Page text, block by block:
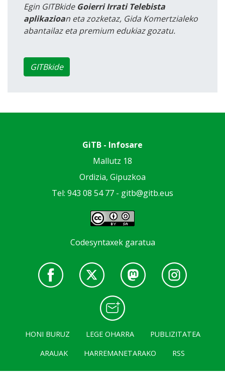
Egin GITBkide Goierri Irrati Telebista
aplikazioan eta zozketaz, Gida Komertzialeko
abantailaz eta premium edukiaz gozatu.
GITBkide
GiTB - Infosare
Mallutz 18
Ordizia, Gipuzkoa
Tel: 943 08 54 77 - gitb@gitb.eus
Codesyntaxek garatua
HONI BURUZ LEGE OHARRA
PUBLIZITATEA
ARAUAK
HARREMANETARAKO RSS